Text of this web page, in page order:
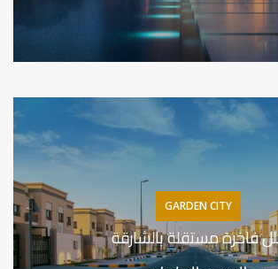
GARDEN CITY
فاخرة مستقلة بالشارقة